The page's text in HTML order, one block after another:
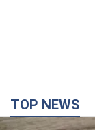
TOP NEWS